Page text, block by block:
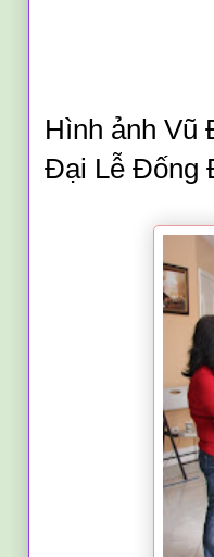
Hình ảnhVũ
Đại Lễ Đống